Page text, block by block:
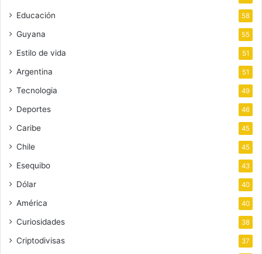
Educación 58
Guyana 55
Estilo de vida 51
Argentina 51
Tecnologia 49
Deportes 46
Caribe 45
Chile 45
Esequibo 43
Dólar 40
América 40
Curiosidades 38
Criptodivisas 37